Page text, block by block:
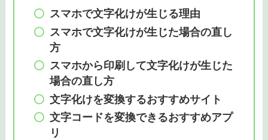
スマホで文字化けが生じる理由
スマホで文字化けが生じた場合の直し
方
スマホから印刷して文字化けが生じた
場合の直し方
文字化けを変換するおすすめサイト
文字コードを変換できるおすすめアプ
リ